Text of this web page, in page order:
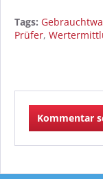
Tags:
Prüfer,
Kommentar